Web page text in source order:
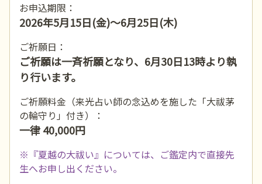
お申込期限：
2026年5月15日(金)～6月25日(木)
ご祈願日：
ご祈願は一斉祈願となり、6月30日13時より執
り行います。
ご祈願料金（来光占い師の念込めを施した「大祓茅
の輪守り」付き）：
一律 40,000円
※『夏越の大祓い』については、ご鑑定内で直接先
生へお申し出ください。